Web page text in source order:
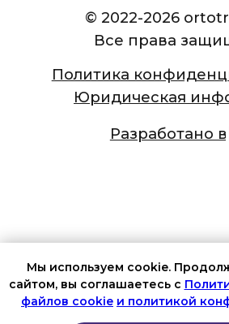
Мы используем cookie.
сайтом, вы соглашаетесь с
файлов cookie и политикой
ИМЕЮТСЯ